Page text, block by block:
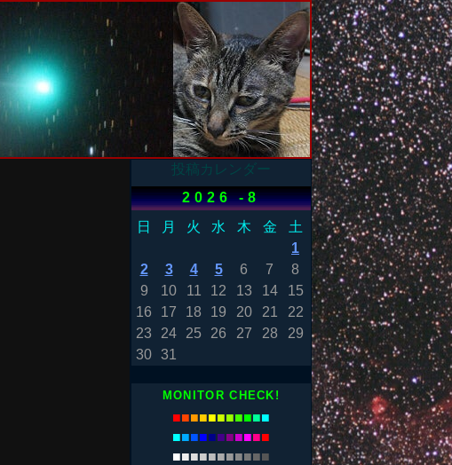
投稿カレンダー
2026 -8
日
月 火 水 木 金
土
1
2
3 4 5 6 7
8
9
10 11 12 13 14
15
16
17 18 19 20 21
22
23
24 25 26 27 28
29
30 31
MONITOR CHECK!
■■■■■■■■■■■
■■■■■■■■■■■
■■■■■■■■■■■